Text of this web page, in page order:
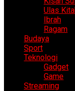
Ulas
Ibrah
Ragam
Budaya
Sport
Teknologi
Gadget
Game
Streaming